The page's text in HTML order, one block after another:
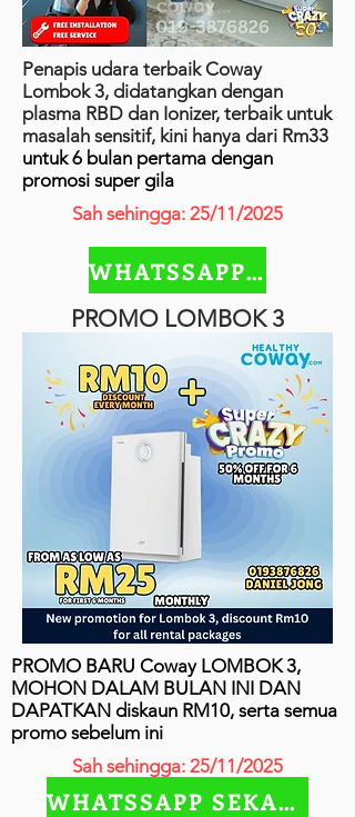
Penapis udara terbaik Coway
Lombok 3, didatangkan dengan
plasma RBD dan Ionizer, terbaik untuk
masalah sensitif, kini hanya dari Rm33
untuk 6 bulan pertama dengan
promosi super gila
Sah sehingga: 25/11/2025
WHATSSAPP SEKARANG
PROMO LOMBOK 3
PROMO BARU Coway LOMBOK 3,
MOHON DALAM BULAN INI DAN
DAPATKAN diskaun RM10, serta semua
promo sebelum ini
Sah sehingga: 25/11/2025
WHATSSAPP SEKARANG